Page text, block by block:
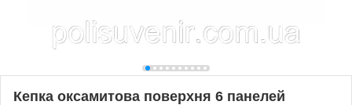
Кепка оксамитова поверхня 6 панелей